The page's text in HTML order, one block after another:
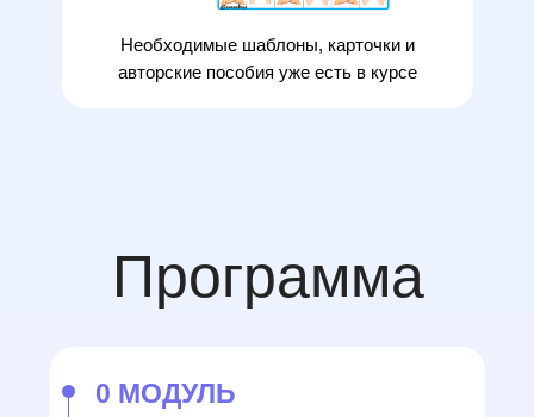
Необходимые шаблоны, карточки и
авторские пособия уже есть в курсе
0 МОДУЛЬ
Программа